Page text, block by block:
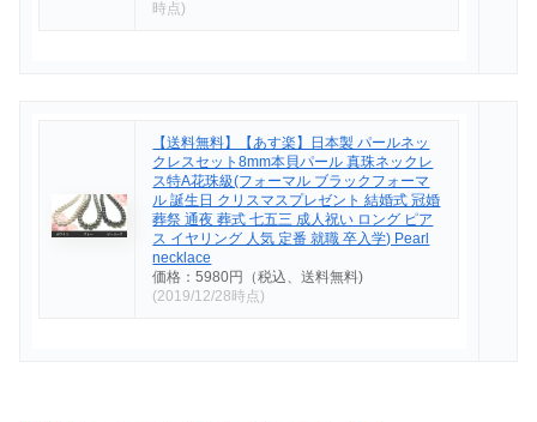
時点)
【送料無料】【あす楽】日本製 パールネッ
クレスセット8mm本貝パール 真珠ネックレ
ス特A花珠級(フォーマル ブラックフォーマ
ル 誕生日 クリスマスプレゼント 結婚式 冠婚
葬祭 通夜 葬式 七五三 成人祝い ロング ピア
ス イヤリング 人気 定番 就職 卒入学) Pearl
necklace
価格：5980円（税込、送料無料)
(2019/12/28時点)